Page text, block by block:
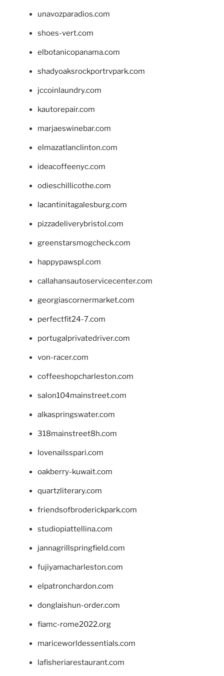
unavozparadios.com
shoes-vert.com
elbotanicopanama.com
shadyoaksrockportrvpark.com
jccoinlaundry.com
kautorepair.com
marjaeswinebar.com
elmazatlanclinton.com
ideacoffeenyc.com
odieschillicothe.com
lacantinitagalesburg.com
pizzadeliverybristol.com
greenstarsmogcheck.com
happypawspl.com
callahansautoservicecenter.com
georgiascornermarket.com
perfectfit24-7.com
portugalprivatedriver.com
von-racer.com
coffeeshopcharleston.com
salon104mainstreet.com
alkaspringswater.com
318mainstreet8h.com
lovenailsspari.com
oakberry-kuwait.com
quartzliterary.com
friendsofbroderickpark.com
studiopiattellina.com
jannagrillspringfield.com
fujiyamacharleston.com
elpatronchardon.com
donglaishun-order.com
fiamc-rome2022.org
mariceworldessentials.com
lafisheriarestaurant.com